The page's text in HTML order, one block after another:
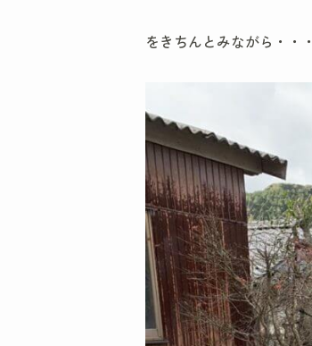
をきちんとみながら・・・